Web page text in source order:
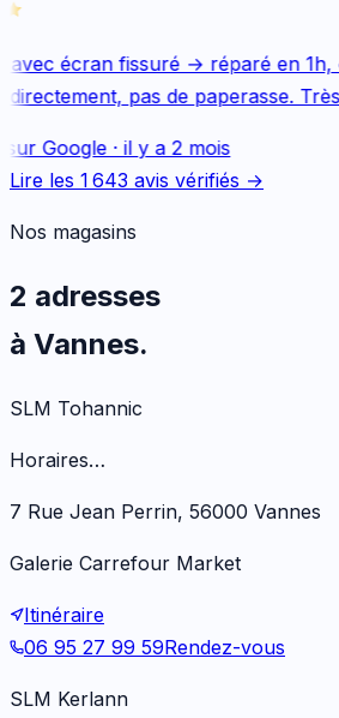
écran fissuré → réparé en 1h,
pas de paperasse. Très
Google· il y a 2 mois
Lire les 1 643 avis vérifiés →
Nos magasins
2 adresses
à Vannes.
SLM Tohannic
Horaires…
7 Rue Jean Perrin, 56000 Vannes
Galerie Carrefour Market
Itinéraire
06 95 27 99 59Rendez-vous
SLM Kerlann